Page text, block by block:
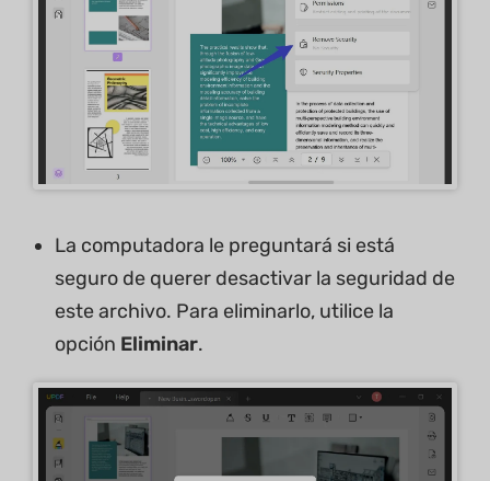
La computadora le preguntará si está
seguro de querer desactivar la seguridad de
este archivo. Para eliminarlo, utilice la
opción Eliminar.